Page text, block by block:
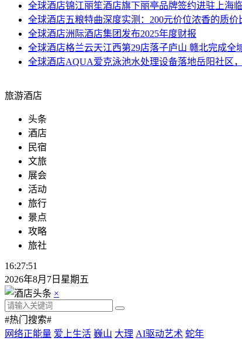
全球酒店锦江丽笙酒店旗下丽亭品牌签约进驻上海
全球酒店五粮特曲深度实测：200元价位浓香的质价
全球酒店洲际酒店集团发布2025年度财报
全球酒店格兰云天江西第29店落子庐山 赣北完成全
全球酒店AQUA爱克泳池水处理设备落地岳阳社区
旅游酒店
头条
酒店
民宿
文旅
展会
活动
旅行
景点
攻略
旅社
16:27:52
2026年8月7日星期五
×
#热门搜索#
网络正能量 爱上生活 巍山 大理 AI驱动艺术 蛇年